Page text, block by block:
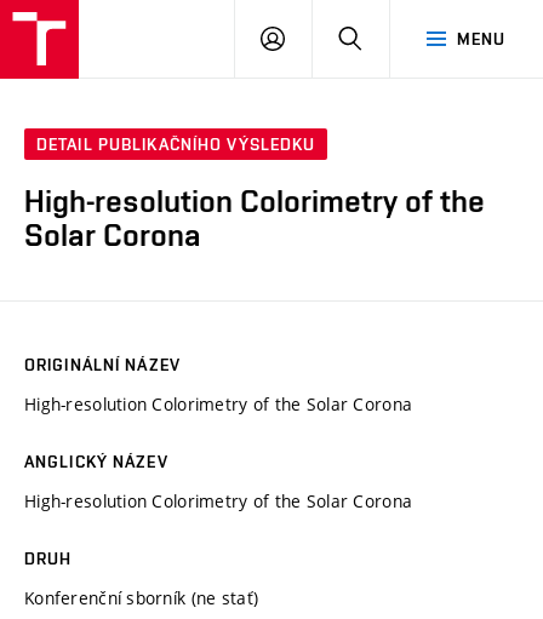
MENU
PŘIHLÁSIT
DETAIL PUBLIKAČNÍHO VÝSLEDKU
High-resolution Colorimetry of the
Solar Corona
ORIGINÁLNÍ NÁZEV
High-resolution Colorimetry of the Solar Corona
ANGLICKÝ NÁZEV
High-resolution Colorimetry of the Solar Corona
DRUH
Konferenční sborník (ne stať)